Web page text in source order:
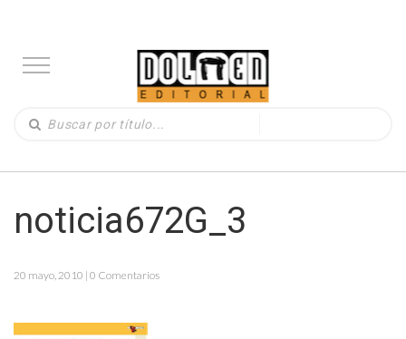
noticia672G_3
20 mayo, 2010 | 0 Comentarios